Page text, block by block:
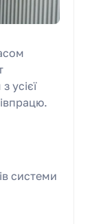
усієї
системи